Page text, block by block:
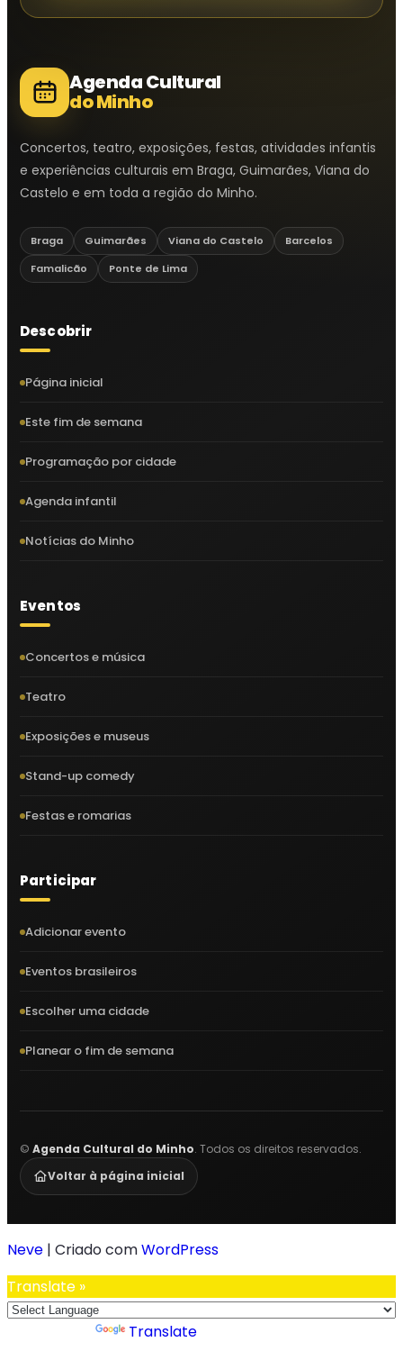
Agenda Cultural
do Minho
Concertos, teatro, exposições, festas, atividades infantis
e experiências culturais em Braga, Guimarães, Viana do
Castelo e em toda a região do Minho.
Braga Guimarães Viana do Castelo
Barcelos
Famalicão
Ponte de Lima
Descobrir
Página inicial
Este fim de semana
Programação por cidade
Agenda infantil
Notícias do Minho
Eventos
Concertos e música
Teatro
Exposições e museus
Stand-up comedy
Festas e romarias
Participar
Adicionar evento
Eventos brasileiros
Escolher uma cidade
Planear o fim de semana
© Agenda Cultural do Minho. Todos os direitos reservados.
Voltar à página inicial
Neve | Criado comWordPress
Translate »
Translate